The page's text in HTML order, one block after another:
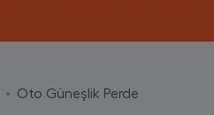
Oto Güneşlik Perde